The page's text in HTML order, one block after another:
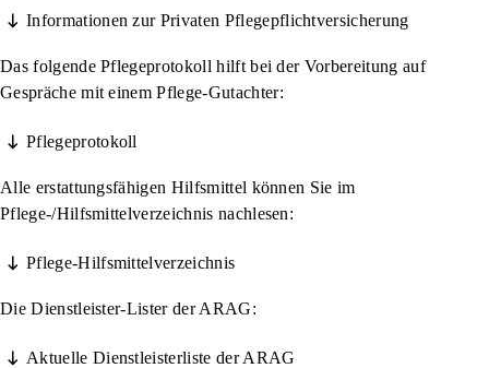
Informationen zur Privaten Pflegepflichtversicherung
Das folgende Pflegeprotokoll hilft bei der Vorbereitung auf
Gespräche mit einem Pflege-Gutachter:
Pflegeprotokoll
Alle erstattungsfähigen Hilfsmittel können Sie im
Pflege-/Hilfsmittelverzeichnis nachlesen:
Pflege-Hilfsmittelverzeichnis
Die Dienstleister-Lister der ARAG:
Aktuelle Dienstleisterliste der ARAG